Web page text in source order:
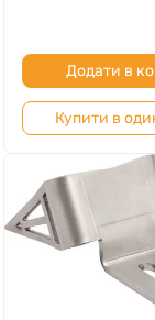
Додати в
Купити в